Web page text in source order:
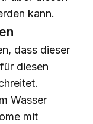
kann.
dass dieser
diesen
Wasser
mit
zu öffnen